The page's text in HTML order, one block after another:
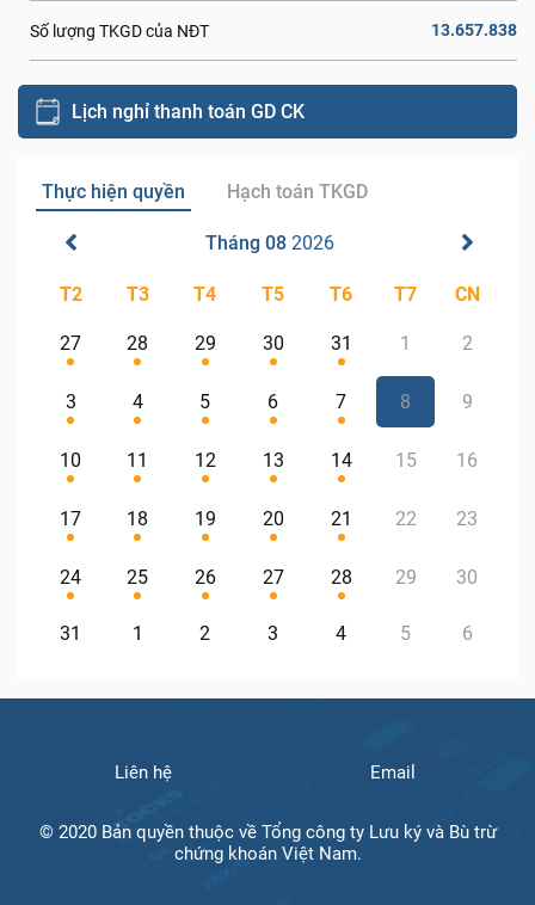
Số lượng TKGD của NĐT 13.657.838
Lịch nghỉ thanh toán GD CK
Thực hiện quyền Hạch toán TKGD
Tháng 08 2026
T2 T3 T4 T5 T6 T7 CN
27 28 29 30 31 1 2
3 4 5 6 7 8 9
10 11 12 13 14 15 16
17 18 19 20 21 22 23
24 25 26 27 28 29 30
31 1 2 3 4 5 6
Liên hệ Email
© 2020 Bản quyền thuộc về Tổng công ty Lưu ký và Bù trừ
chứng khoán Việt Nam.